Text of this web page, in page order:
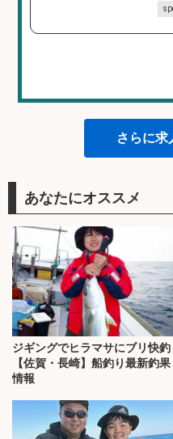
さらに求
あなたにオススメ
ジギングでヒラマサにブリ快釣
【佐賀・長崎】船釣り最新釣果
情報